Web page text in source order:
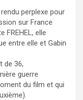
perplexe pour
sur France
FREHEL, elle
entre elle et Gabin
de 36,
guerre
du film et qui